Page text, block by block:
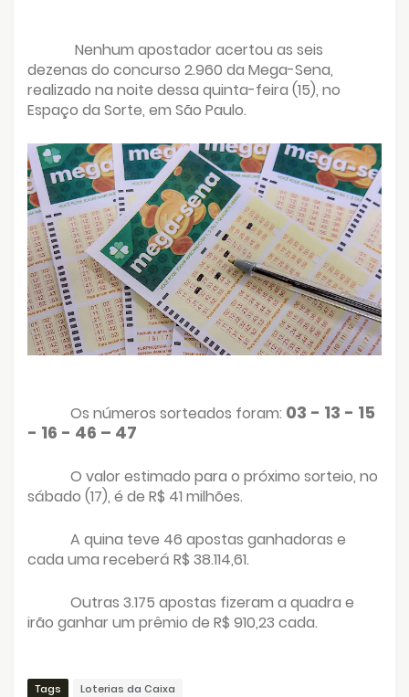
Nenhum apostador acertou as seis
dezenas do concurso 2.960 da Mega-Sena,
realizado na noite dessa quinta-feira (15), no
Espaço da Sorte, em São Paulo.
Os números sorteados foram: 03 - 13 - 15
- 16 - 46 – 47
O valor estimado para o próximo sorteio, no
sábado (17), é de R$ 41 milhões.
A quina teve 46 apostas ganhadoras e
cada uma receberá R$ 38.114,61.
Outras 3.175 apostas fizeram a quadra e
irão ganhar um prêmio de R$ 910,23 cada.
Tags Loterias da Caixa